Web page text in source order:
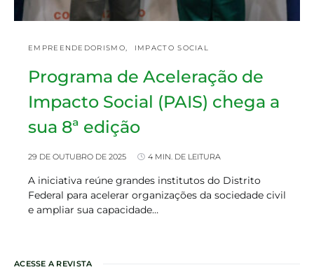
EMPREENDEDORISMO IMPACTO SOCIAL
Programa de Aceleração de
Impacto Social (PAIS) chega a
sua 8ª edição
29 DE OUTUBRO DE 2025 4 MIN. DE LEITURA
A iniciativa reúne grandes institutos do Distrito
Federal para acelerar organizações da sociedade civil
e ampliar sua capacidade…
ACESSE A REVISTA